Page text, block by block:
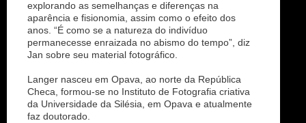
explorando as semelhanças e diferenças na
aparência e fisionomia, assim como o efeito dos
anos. “É como se a natureza do indivíduo
permanecesse enraizada no abismo do tempo”, diz
Jan sobre seu material fotográfico.
Langer nasceu em Opava, ao norte da República
Checa, formou-se no Instituto de Fotografia criativa
da Universidade da Silésia, em Opava e atualmente
faz doutorado.